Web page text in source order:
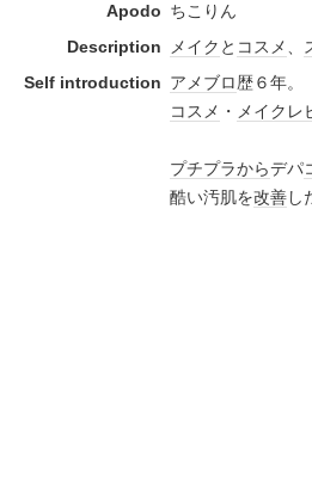
Apodo ちこりん
Description
メイク と コスメ、
Self introduction アメブロ歴６年。
コスメ ・ メイク レ
プチプラからデパ
酷い汚肌を改善し